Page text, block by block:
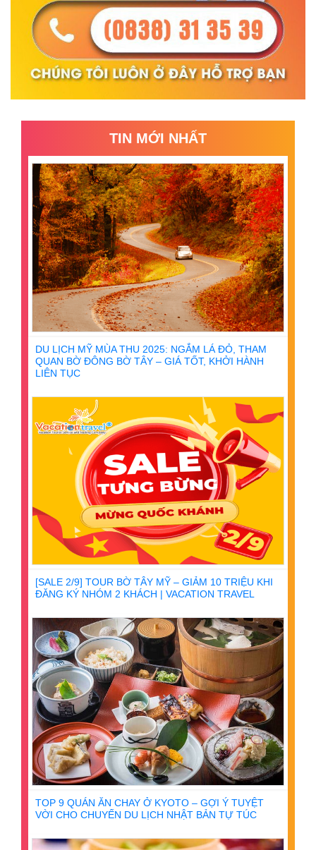
TIN MỚI NHẤT
DU LỊCH MỸ MÙA THU 2025: NGẮM LÁ ĐỎ, THAM
QUAN BỜ ĐÔNG BỜ TÂY – GIÁ TỐT, KHỞI HÀNH
LIÊN TỤC
[SALE 2/9] TOUR BỜ TÂY MỸ – GIẢM 10 TRIỆU KHI
ĐĂNG KÝ NHÓM 2 KHÁCH | VACATION TRAVEL
TOP 9 QUÁN ĂN CHAY Ở KYOTO – GỢI Ý TUYỆT
VỜI CHO CHUYẾN DU LỊCH NHẬT BẢN TỰ TÚC